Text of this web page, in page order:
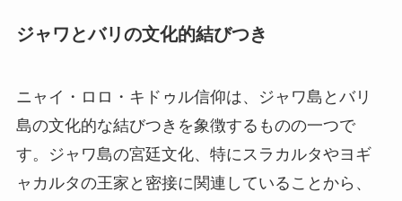
ジャワとバリの文化的結びつき
ニャイ・ロロ・キドゥル信仰は、ジャワ島とバリ
島の文化的な結びつきを象徴するものの一つで
す。ジャワ島の宮廷文化、特にスラカルタやヨギ
ャカルタの王家と密接に関連していることから、